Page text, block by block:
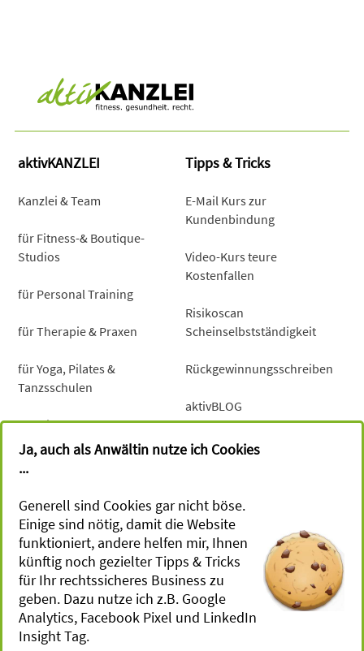
Ja, auch als Anwältin nutze ich Cookies
...
Generell sind Cookies gar nicht böse.
Einige sind nötig, damit die Website
funktioniert, andere helfen mir, Ihnen
künftig noch gezielter Tipps & Tricks
für Ihr rechtssicheres Business zu
geben. Dazu nutze ich z.B. Google
Analytics, Facebook Pixel und LinkedIn
Insight Tag.
aktivKANZLEI
Kanzlei & Team
für Fitness-& Boutique-
Studios
für Personal Training
für Therapie & Praxen
für Yoga, Pilates &
Tanzsschulen
für Mind-Coaches &
Gesundheitsberater
Camps
für Workshops
Terminvereinbarung
Tipps & Tricks
E-Mail Kurs zur
Kundenbindung
Video-Kurs teure
Kostenfallen
Risikoscan
Scheinselbstständigkeit
Rückgewinnungsschreiben
aktivBLOG
Newsletter
Gesetzes­vorgaben
Julia Ruch -